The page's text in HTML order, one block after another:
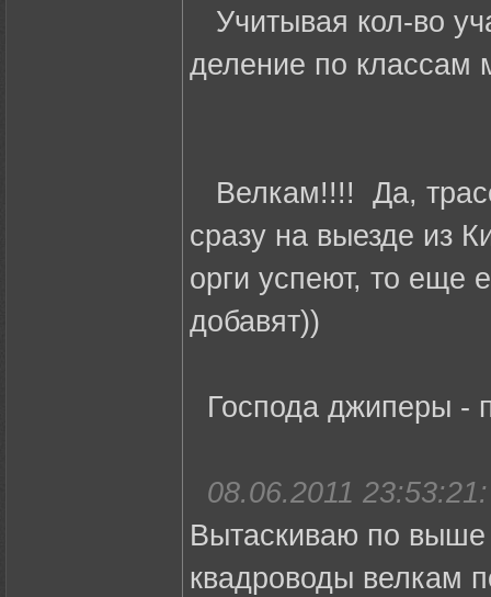
Учитывая кол-во
деление по классам
Велкам!!!! Да,
сразу на выезде из
орги успеют, то еще
добавят))
Господа джиперы -
08.06.2011 23:53:21:
Вытаскиваю по
квадроводы велкам